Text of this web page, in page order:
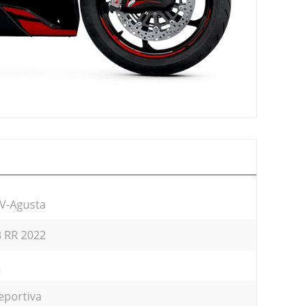
Agusta
RR 2022